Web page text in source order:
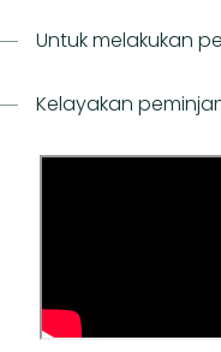
Untuk melakukan
Kelayakan